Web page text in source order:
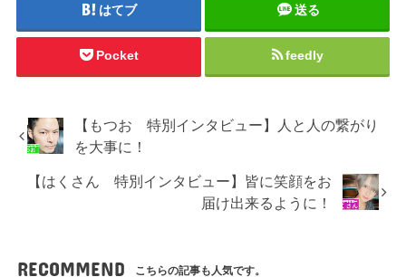
はてブ 送る
Pocket feedly
【もつお 特別インタビュー】人と人の繋がり
を大事に！
【はくさん 特別インタビュー】皆に笑顔をお
届け出来るように！
RECOMMEND こちらの記事も人気です。